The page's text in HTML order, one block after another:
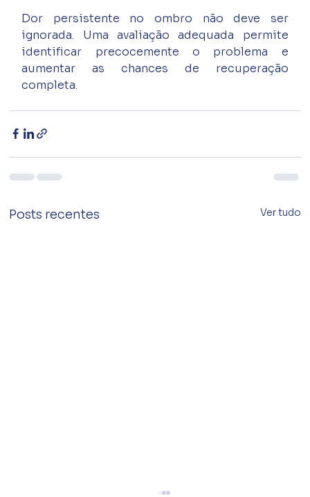
Dor persistente no ombro não deve ser
ignorada. Uma avaliação adequada permite
identificar precocemente o problema e
aumentar as chances de recuperação
completa.
Posts recentes Ver tudo